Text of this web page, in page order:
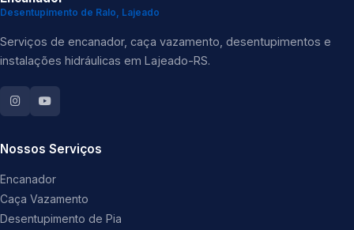
Desentupimento de Ralo, Lajeado
Serviços de encanador, caça vazamento, desentupimentos e
instalações hidráulicas em Lajeado-RS.
Nossos Serviços
Encanador
Caça Vazamento
Desentupimento de Pia